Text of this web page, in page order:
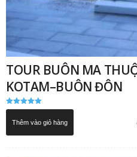
TOUR BUÔN MA
KOTAM–BUÔN ĐÔN
Được xếp
5.00
Thêm vào giỏ hàng